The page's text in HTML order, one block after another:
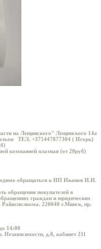
на Лещинского" Лещинского 14а
ТЕЛ. +375447877304 ( Игорь)
компанией платная (от 20руб)
обращаться к ИП Иванов И.И.
обращения покупателей в
граждан и юридических
220040 г.Минск, пр.
14:00
Независимости, д.8, кабинет 211